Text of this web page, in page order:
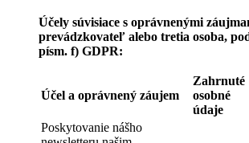
Účely súvisiace s oprávnenými
prevádzkovateľ alebo tretia osoba,
písm. f) GDPR:
Účel a oprávnený záujem
Zahrnuté
osobné
údaje
Poskytovanie nášho